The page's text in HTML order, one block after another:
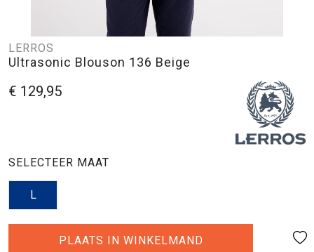
LERROS
Ultrasonic Blouson 136 Beige
€ 129,95
SELECTEER MAAT
L
PLAATS IN WINKELMAND